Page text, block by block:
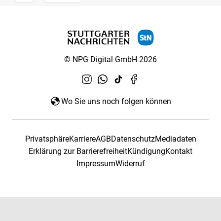
© NPG Digital GmbH 2026
Wo Sie uns noch folgen können
PrivatsphäreKarriereAGBDatenschutzMediadaten
Erklärung zur BarrierefreiheitKündigungKontakt
ImpressumWiderruf